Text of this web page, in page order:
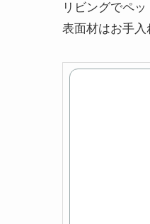
リビングでペ
表面材はお手